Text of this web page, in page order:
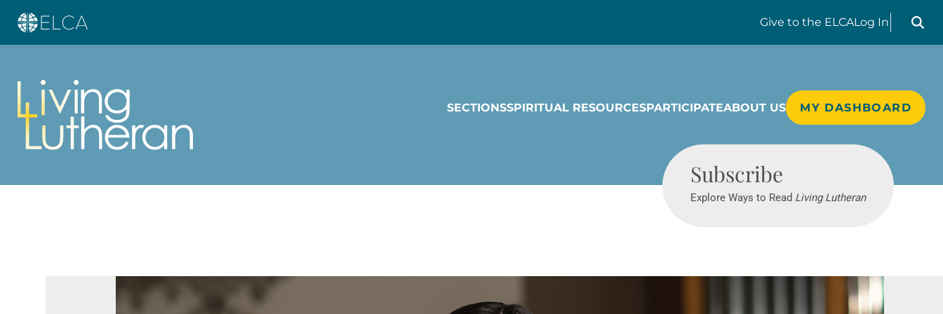
Give to the ELCALog In
Search
SECTIONSSPIRITUAL RESOURCESPARTICIPATEABOUT US MY DASHBOARD
Subscribe
Explore Ways to Read Living Lutheran